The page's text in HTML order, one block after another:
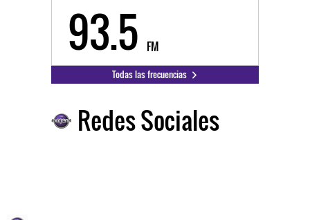
93.5 FM
Todas las frecuencias
Redes Sociales